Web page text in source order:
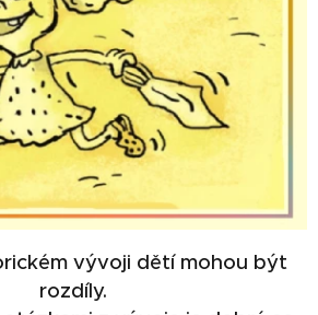
vývoji dětí mohou být
rozdíly.